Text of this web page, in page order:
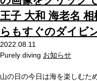
王子 大和 海老名
らもすぐのダイビ
2022.08.11
Purely diving お知らせ
山の日の今日は海を楽しむた